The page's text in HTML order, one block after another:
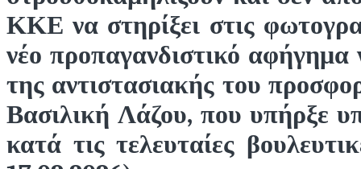
ΚΚΕ να στηρίξει στις
νέο προπαγανδιστικό αφήγημα
της αντιστασιακής του
Βασιλική Λάζου, που υπήρξε
κατά τις τελευταίες